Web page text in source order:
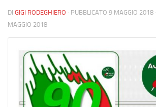
DI GIGI RODEGHIERO · PUBBLICATO 9 MAGGIO 2018
MAGGIO 2018